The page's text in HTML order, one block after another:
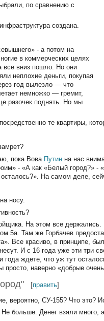
по сравнению с
создана.
- а потом на
в коммерческих целях
все вниз пошло. Но они
неплохие деньги, покупая
год вылезло — что
немножко — гремит,
разочек поднять. Но мы
те квартиры,
пока Вова Путин на нас
- «А как «Белый город?»
На самом деле,
носу.
На этом все
Там же Горбачев
Все красиво, в принципе,
И с 16 года уже эти три
ждете, что уж тут
наверно «добрые
[править]
вероятно, СУ-155? Что это?
больше. Денег взяли много,